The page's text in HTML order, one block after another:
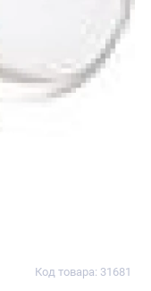
Код товара: 31681